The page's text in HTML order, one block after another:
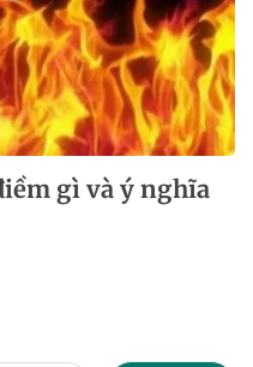
gì và ý nghĩa